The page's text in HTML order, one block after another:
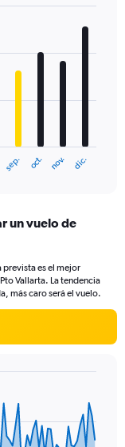
sep. oct. nov. dic.
un vuelo de
prevista es el mejor
Vallarta. La tendencia
más caro será el vuelo.